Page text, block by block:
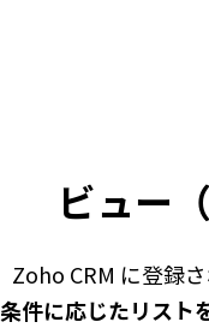
ビュー
Zoho CRM に登録
条件に応じたリスト